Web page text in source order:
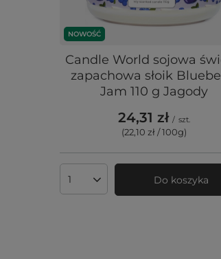
NOWOŚĆ
Candle World sojowa
zapachowa słoik
Jam 110 g Jagody
24,31 zł / szt.
(22,10 zł / 100g)
Ilość produktów Do koszyka